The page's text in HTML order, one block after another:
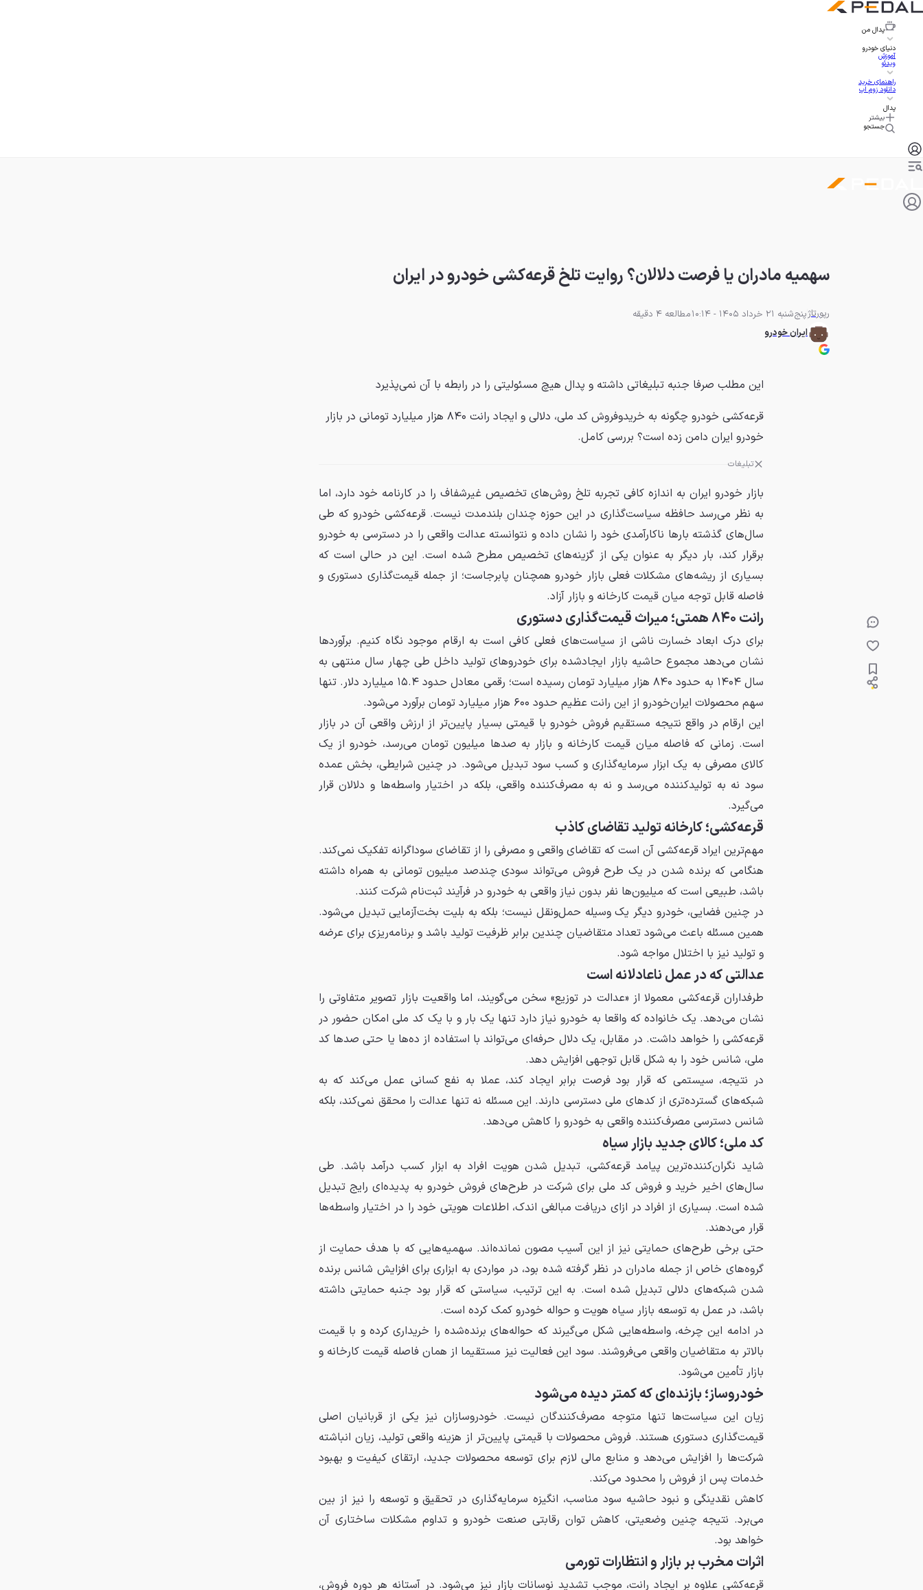
پدال من
دنیای خودرو
آموزش
ویدئو
راهنمای خرید
دانلود زوم اپ
پدال
بیشتر
جستجو
سهمیه مادران یا فرصت دلالان؟ روایت تلخ قرعه‌کشی خودرو در ایران
رپورتاژپنج‌شنبه 21 خرداد 1405 - 10:14
مطالعه 4 دقیقه
ایران خودرو
این مطلب صرفا جنبه تبلیغاتی داشته و پدال هیچ مسئولیتی را در رابطه با آن نمی‌پذیرد
قرعه‌کشی خودرو چگونه به خریدوفروش کد ملی، دلالی و ایجاد رانت ۸۴۰ هزار میلیارد تومانی در بازار
خودرو ایران دامن زده است؟ بررسی کامل.
تبلیغات
بازار خودرو ایران به اندازه کافی تجربه تلخ روش‌های تخصیص غیرشفاف را در کارنامه خود دارد، اما
به نظر می‌رسد حافظه سیاست‌گذاری در این حوزه چندان بلندمدت نیست. قرعه‌کشی خودرو که طی
سال‌های گذشته بارها ناکارآمدی خود را نشان داده و نتوانسته عدالت واقعی را در دسترسی به خودرو
برقرار کند، بار دیگر به عنوان یکی از گزینه‌های تخصیص مطرح شده است. این در حالی است که
بسیاری از ریشه‌های مشکلات فعلی بازار خودرو همچنان پابرجاست؛ از جمله قیمت‌گذاری دستوری و
فاصله قابل توجه میان قیمت کارخانه و بازار آزاد.
رانت ۸۴۰ همتی؛ میراث قیمت‌گذاری دستوری
برای درک ابعاد خسارت ناشی از سیاست‌های فعلی کافی است به ارقام موجود نگاه کنیم. برآوردها
نشان می‌دهد مجموع حاشیه بازار ایجادشده برای خودروهای تولید داخل طی چهار سال منتهی به
سال ۱۴۰۴ به حدود ۸۴۰ هزار میلیارد تومان رسیده است؛ رقمی معادل حدود ۱۵.۴ میلیارد دلار. تنها
سهم محصولات ایران‌خودرو از این رانت عظیم حدود ۶۰۰ هزار میلیارد تومان برآورد می‌شود.
این ارقام در واقع نتیجه مستقیم فروش خودرو با قیمتی بسیار پایین‌تر از ارزش واقعی آن در بازار
است. زمانی که فاصله میان قیمت کارخانه و بازار به صدها میلیون تومان می‌رسد، خودرو از یک
کالای مصرفی به یک ابزار سرمایه‌گذاری و کسب سود تبدیل می‌شود. در چنین شرایطی، بخش عمده
سود نه به تولیدکننده می‌رسد و نه به مصرف‌کننده واقعی، بلکه در اختیار واسطه‌ها و دلالان قرار
می‌گیرد.
قرعه‌کشی؛ کارخانه تولید تقاضای کاذب
مهم‌ترین ایراد قرعه‌کشی آن است که تقاضای واقعی و مصرفی را از تقاضای سوداگرانه تفکیک نمی‌کند.
هنگامی که برنده شدن در یک طرح فروش می‌تواند سودی چندصد میلیون تومانی به همراه داشته
باشد، طبیعی است که میلیون‌ها نفر بدون نیاز واقعی به خودرو در فرآیند ثبت‌نام شرکت کنند.
در چنین فضایی، خودرو دیگر یک وسیله حمل‌ونقل نیست؛ بلکه به بلیت بخت‌آزمایی تبدیل می‌شود.
همین مسئله باعث می‌شود تعداد متقاضیان چندین برابر ظرفیت تولید باشد و برنامه‌ریزی برای عرضه
و تولید نیز با اختلال مواجه شود.
عدالتی که در عمل ناعادلانه است
طرفداران قرعه‌کشی معمولا از «عدالت در توزیع» سخن می‌گویند، اما واقعیت بازار تصویر متفاوتی را
نشان می‌دهد. یک خانواده که واقعا به خودرو نیاز دارد تنها یک بار و با یک کد ملی امکان حضور در
قرعه‌کشی را خواهد داشت. در مقابل، یک دلال حرفه‌ای می‌تواند با استفاده از ده‌ها یا حتی صدها کد
ملی، شانس خود را به شکل قابل توجهی افزایش دهد.
در نتیجه، سیستمی که قرار بود فرصت برابر ایجاد کند، عملا به نفع کسانی عمل می‌کند که به
شبکه‌های گسترده‌تری از کدهای ملی دسترسی دارند. این مسئله نه تنها عدالت را محقق نمی‌کند، بلکه
شانس دسترسی مصرف‌کننده واقعی به خودرو را کاهش می‌دهد.
کد ملی؛ کالای جدید بازار سیاه
شاید نگران‌کننده‌ترین پیامد قرعه‌کشی، تبدیل شدن هویت افراد به ابزار کسب درآمد باشد. طی
سال‌های اخیر خرید و فروش کد ملی برای شرکت در طرح‌های فروش خودرو به پدیده‌ای رایج تبدیل
شده است. بسیاری از افراد در ازای دریافت مبالغی اندک، اطلاعات هویتی خود را در اختیار واسطه‌ها
قرار می‌دهند.
حتی برخی طرح‌های حمایتی نیز از این آسیب مصون نمانده‌اند. سهمیه‌هایی که با هدف حمایت از
گروه‌های خاص از جمله مادران در نظر گرفته شده بود، در مواردی به ابزاری برای افزایش شانس برنده
شدن شبکه‌های دلالی تبدیل شده است. به این ترتیب، سیاستی که قرار بود جنبه حمایتی داشته
باشد، در عمل به توسعه بازار سیاه هویت و حواله خودرو کمک کرده است.
در ادامه این چرخه، واسطه‌هایی شکل می‌گیرند که حواله‌های برنده‌شده را خریداری کرده و با قیمت
بالاتر به متقاضیان واقعی می‌فروشند. سود این فعالیت نیز مستقیما از همان فاصله قیمت کارخانه و
بازار تأمین می‌شود.
خودروساز؛ بازنده‌ای که کمتر دیده می‌شود
زیان این سیاست‌ها تنها متوجه مصرف‌کنندگان نیست. خودروسازان نیز یکی از قربانیان اصلی
قیمت‌گذاری دستوری هستند. فروش محصولات با قیمتی پایین‌تر از هزینه واقعی تولید، زیان انباشته
شرکت‌ها را افزایش می‌دهد و منابع مالی لازم برای توسعه محصولات جدید، ارتقای کیفیت و بهبود
خدمات پس از فروش را محدود می‌کند.
کاهش نقدینگی و نبود حاشیه سود مناسب، انگیزه سرمایه‌گذاری در تحقیق و توسعه را نیز از بین
می‌برد. نتیجه چنین وضعیتی، کاهش توان رقابتی صنعت خودرو و تداوم مشکلات ساختاری آن
خواهد بود.
اثرات مخرب بر بازار و انتظارات تورمی
قرعه‌کشی علاوه بر ایجاد رانت، موجب تشدید نوسانات بازار نیز می‌شود. در آستانه هر دوره فروش،